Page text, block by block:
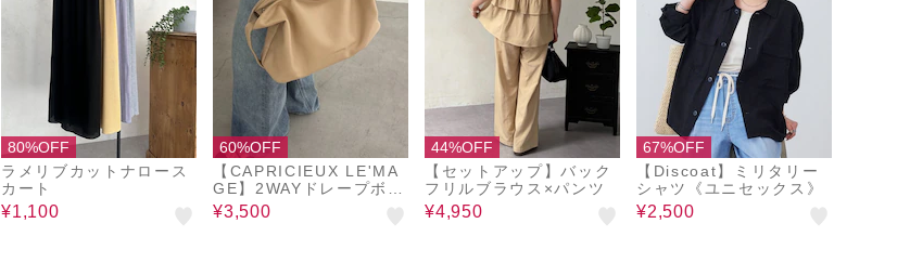
80%OFF
ラメリブカットナロース
カート
¥1,100
60%OFF
【CAPRICIEUX LE'MA
GE】2WAYドレープボス
トンバッグ
¥3,500
44%OFF
【セットアップ】バック
フリルブラウス×パンツ
¥4,950
67%OFF
【Discoat】ミリタリー
シャツ《ユニセックス》
¥2,500